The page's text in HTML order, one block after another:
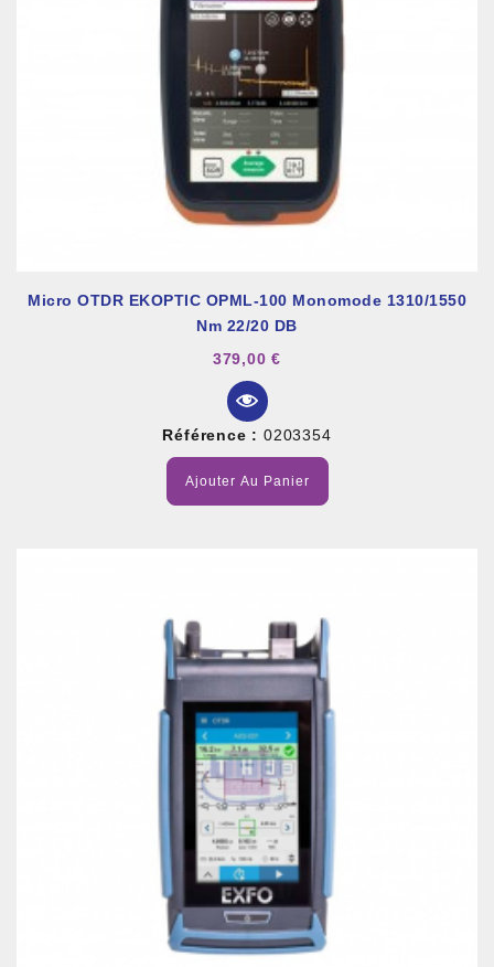
Micro OTDR EKOPTIC OPML-100 Monomode 1310/1550
Nm 22/20 DB
379,00 €
Référence : 0203354
Ajouter Au Panier